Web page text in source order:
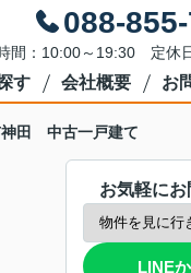
088-
間：10:00～19:30 定休
す 会社概要 お
神田 中古一戸建て
お気軽に
LINE